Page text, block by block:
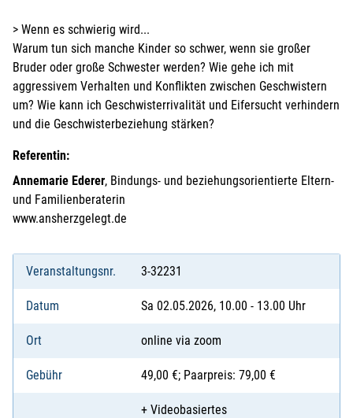
> Wenn es schwierig wird...
Warum tun sich manche Kinder so schwer, wenn sie großer
Bruder oder große Schwester werden? Wie gehe ich mit
aggressivem Verhalten und Konflikten zwischen Geschwistern
um? Wie kann ich Geschwisterrivalität und Eifersucht verhindern
und die Geschwisterbeziehung stärken?
Referentin:
Annemarie Ederer, Bindungs- und beziehungsorientierte Eltern-
und Familienberaterin
www.ansherzgelegt.de
Veranstaltungsnr. 3-32231
Datum Sa 02.05.2026, 10.00 - 13.00 Uhr
Ort online via zoom
Gebühr 49,00 €; Paarpreis: 79,00 €
+ Videobasiertes